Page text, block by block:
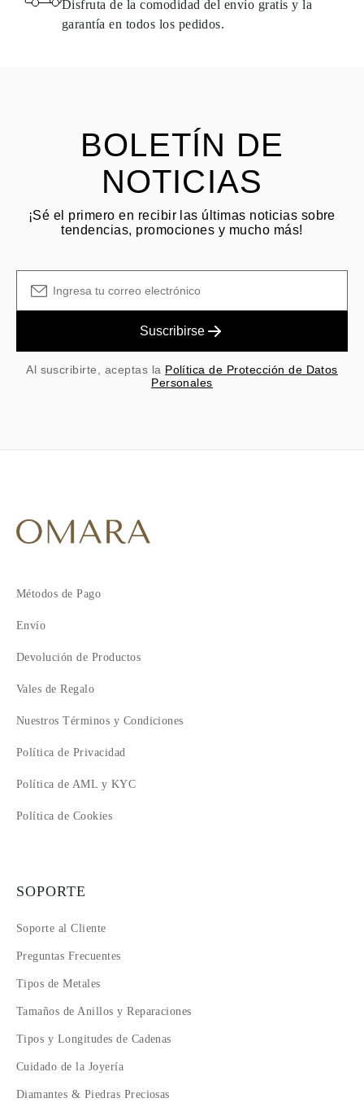
a partir de la fecha de entrega del
Disfruta de la comodidad del envío gratis y la
garantía en todos los pedidos.
BOLETÍN DE
NOTICIAS
¡Sé el primero en recibir las últimas noticias sobre
tendencias, promociones y mucho más!
Suscribirse
Al suscribirte, aceptas la Política de Protección de Datos
Personales
Métodos de Pago
Envío
Devolución de Productos
Vales de Regalo
Nuestros Términos y Condiciones
Política de Privacidad
Política de AML y KYC
Política de Cookies
SOPORTE
Soporte al Cliente
Preguntas Frecuentes
Tipos de Metales
Tamaños de Anillos y Reparaciones
Tipos y Longitudes de Cadenas
Cuidado de la Joyería
Diamantes & Piedras Preciosas